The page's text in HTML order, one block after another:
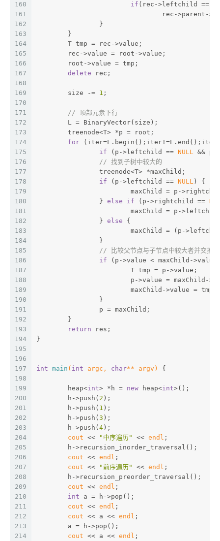
160
161
162
163
164
165
166
167
168
169
170
171
172
173
174
175
176
177
178
179
180
181
182
183
184
185
186
187
188
189
190
191
192
193
194
195
196
197
198
199
200
201
202
203
204
205
206
207
208
209
210
211
212
213
214
if (rec->leftchild ==
rec-
		}
	}
	T tmp = rec->value;
	rec->value = root->value;
	root->value = tmp;
delete rec;
	size -=
1 ;
// 顶部元素下行
	L = BinaryVector(size);
	treenode<T> *p = root;
for
if (p->leftchild == NULL
&&
// 找到子树中较大的
		treenode<T> *maxChild;
if (p->leftchild == NULL ) {
maxChild = p-
		}
else if (p->rightchild ==
maxChild = p-
		}
else {
maxChild = (p-
		}
// 比较父节点与子节点中较大者并交换
if (p->value < maxChild-
			T tmp = p->value;
p->value = maxChild-
			maxChild->value = tmp;
		}
		p = maxChild;
	}
return res;
}
int main ( int argc, char** argv) {
	heap<
int> *h = new heap<int>();
	h->push(
2 );
	h->push(
1 );
	h->push(
3 );
	h->push(
4);
cout << "中序遍历" << endl ;
	h->recursion_inorder_traversal();
cout << endl ;
cout << "前序遍历" << endl ;
	h->recursion_preorder_traversal();
cout << endl ;
int a = h->pop();
cout << endl ;
cout << a << endl ;
	a = h->pop();
cout << a << endl ;